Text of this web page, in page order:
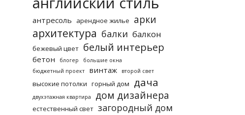
антресоль арендное жилье арки
архитектура балки балкон
бежевый цвет белый интерьер
бетон блогер
большие окна
бюджетный проект
винтаж второй свет
высокие потолки горный дом дача
двухэтажная квартира дом дизайнера
естественный свет загородный дом